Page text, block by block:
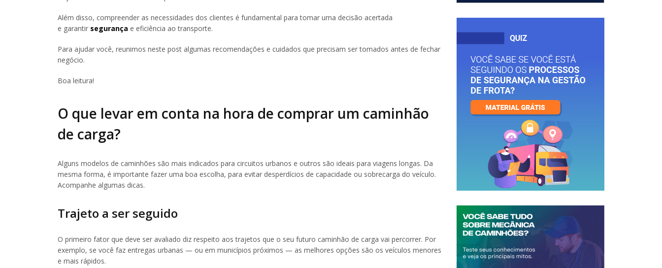
Além disso, compreender as necessidades dos clientes é fundamental para tomar uma decisão acertada
e garantir segurança e eficiência ao transporte.
Para ajudar você, reunimos neste post algumas recomendações e cuidados que precisam ser tomados antes de fechar
negócio.
Boa leitura!
O que levar em conta na hora de comprar um caminhão
de carga?
Alguns modelos de caminhões são mais indicados para circuitos urbanos e outros são ideais para viagens longas. Da
mesma forma, é importante fazer uma boa escolha, para evitar desperdícios de capacidade ou sobrecarga do veículo.
Acompanhe algumas dicas.
Trajeto a ser seguido
O primeiro fator que deve ser avaliado diz respeito aos trajetos que o seu futuro caminhão de carga vai percorrer. Por
exemplo, se você faz entregas urbanas — ou em municípios próximos — as melhores opções são os veículos menores
e mais rápidos.